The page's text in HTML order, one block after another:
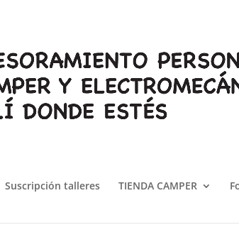
Suscripción talleres TIENDA CAMPER